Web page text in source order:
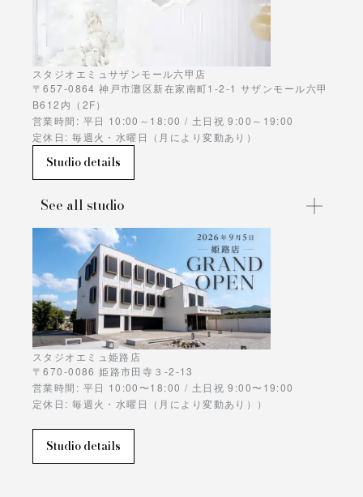
スタジオエミュサザンモール六甲店
〒657-0864 神戸市灘区新在家南町1-2-1 サザンモール六甲
B612内（2F）
営業時間: 平日 10:00～18:00 / 土日祝 9:00～19:00
定休日: 毎週火・水曜日（月により変動あり）
Studio details
See all studio
スタジオエミュ姫路店
〒670-0086 姫路市田寺３-2-13
営業時間: 平日 10:00〜18:00 / 土日祝 9:00〜19:00
定休日: 毎週火・水曜日（月により変動あり））
Studio details